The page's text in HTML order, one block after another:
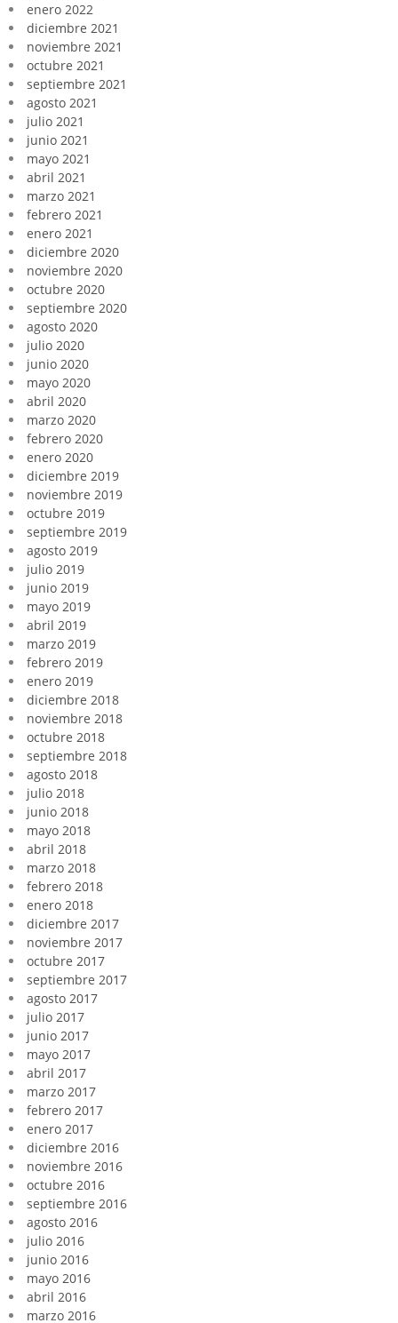
enero 2022
diciembre 2021
noviembre 2021
octubre 2021
septiembre 2021
agosto 2021
julio 2021
junio 2021
mayo 2021
abril 2021
marzo 2021
febrero 2021
enero 2021
diciembre 2020
noviembre 2020
octubre 2020
septiembre 2020
agosto 2020
julio 2020
junio 2020
mayo 2020
abril 2020
marzo 2020
febrero 2020
enero 2020
diciembre 2019
noviembre 2019
octubre 2019
septiembre 2019
agosto 2019
julio 2019
junio 2019
mayo 2019
abril 2019
marzo 2019
febrero 2019
enero 2019
diciembre 2018
noviembre 2018
octubre 2018
septiembre 2018
agosto 2018
julio 2018
junio 2018
mayo 2018
abril 2018
marzo 2018
febrero 2018
enero 2018
diciembre 2017
noviembre 2017
octubre 2017
septiembre 2017
agosto 2017
julio 2017
junio 2017
mayo 2017
abril 2017
marzo 2017
febrero 2017
enero 2017
diciembre 2016
noviembre 2016
octubre 2016
septiembre 2016
agosto 2016
julio 2016
junio 2016
mayo 2016
abril 2016
marzo 2016